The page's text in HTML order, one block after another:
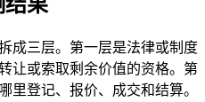
成三层。第一层是法律或制度
让或索取剩余价值的资格。第
里登记、报价、成交和结算。